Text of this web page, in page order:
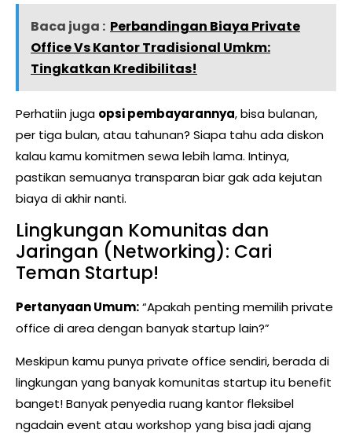
Baca juga : Perbandingan Biaya Private
Office Vs Kantor Tradisional Umkm:
Tingkatkan Kredibilitas!
Perhatiin juga opsi pembayarannya, bisa bulanan,
per tiga bulan, atau tahunan? Siapa tahu ada diskon
kalau kamu komitmen sewa lebih lama. Intinya,
pastikan semuanya transparan biar gak ada kejutan
biaya di akhir nanti.
Lingkungan Komunitas dan
Jaringan (Networking): Cari
Teman Startup!
Pertanyaan Umum:“Apakah penting memilih private
office di area dengan banyak startup lain?”
Meskipun kamu punya private office sendiri, berada di
lingkungan yang banyak komunitas startup itu benefit
banget! Banyak penyedia ruang kantor fleksibel
ngadain event atau workshop yang bisa jadi ajang